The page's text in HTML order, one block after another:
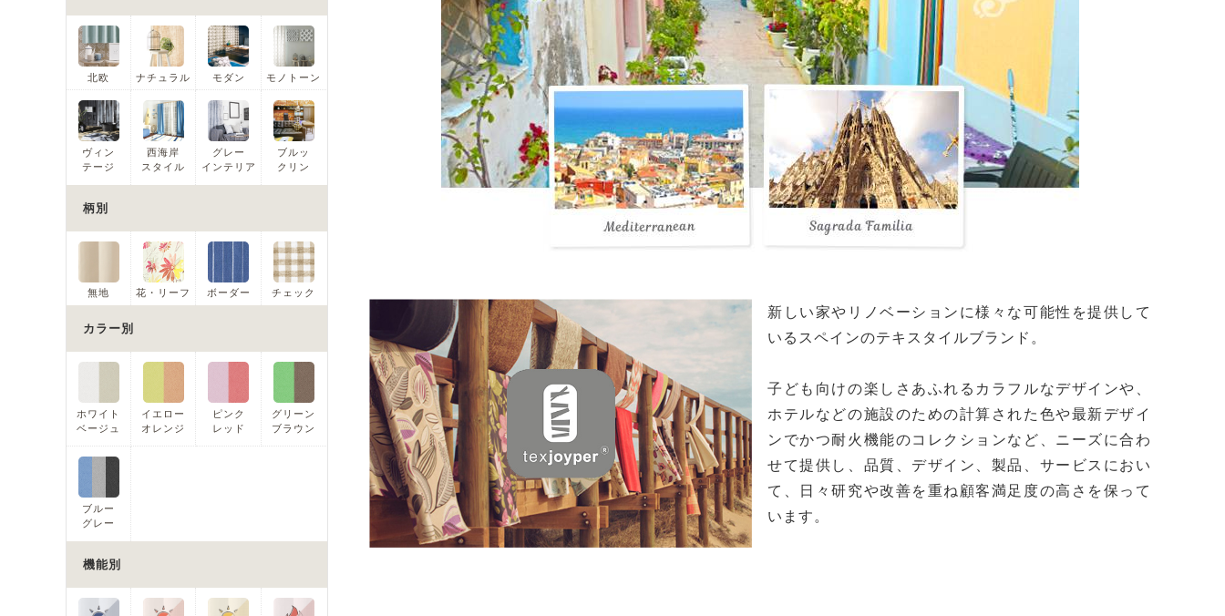
新しい家やリノベーションに様々な可能性を提供して
いるスペインのテキスタイルブランド。
子ども向けの楽しさあふれるカラフルなデザインや、
ホテルなどの施設のための計算された色や最新デザイ
ンでかつ耐火機能のコレクションなど、ニーズに合わ
せて提供し、品質、デザイン、製品、サービスにおい
て、日々研究や改善を重ね顧客満足度の高さを保って
います。
北欧 ナチュラル モダン モノトーン
ヴィン
テージ
西海岸
スタイル
グレー
インテリア
ブルッ
クリン
柄別
無地 花・リーフ ボーダー チェック
カラー別
ホワイト
ベージュ
イエロー
オレンジ
ピンク
レッド
グリーン
ブラウン
ブルー
グレー
機能別